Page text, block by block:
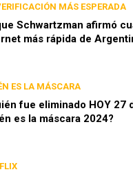
MÁS ESPERADA
Schwartzman afirmó
más rápida de
ES LA MÁSCARA
fue eliminado HOY 27
es la máscara 2024?